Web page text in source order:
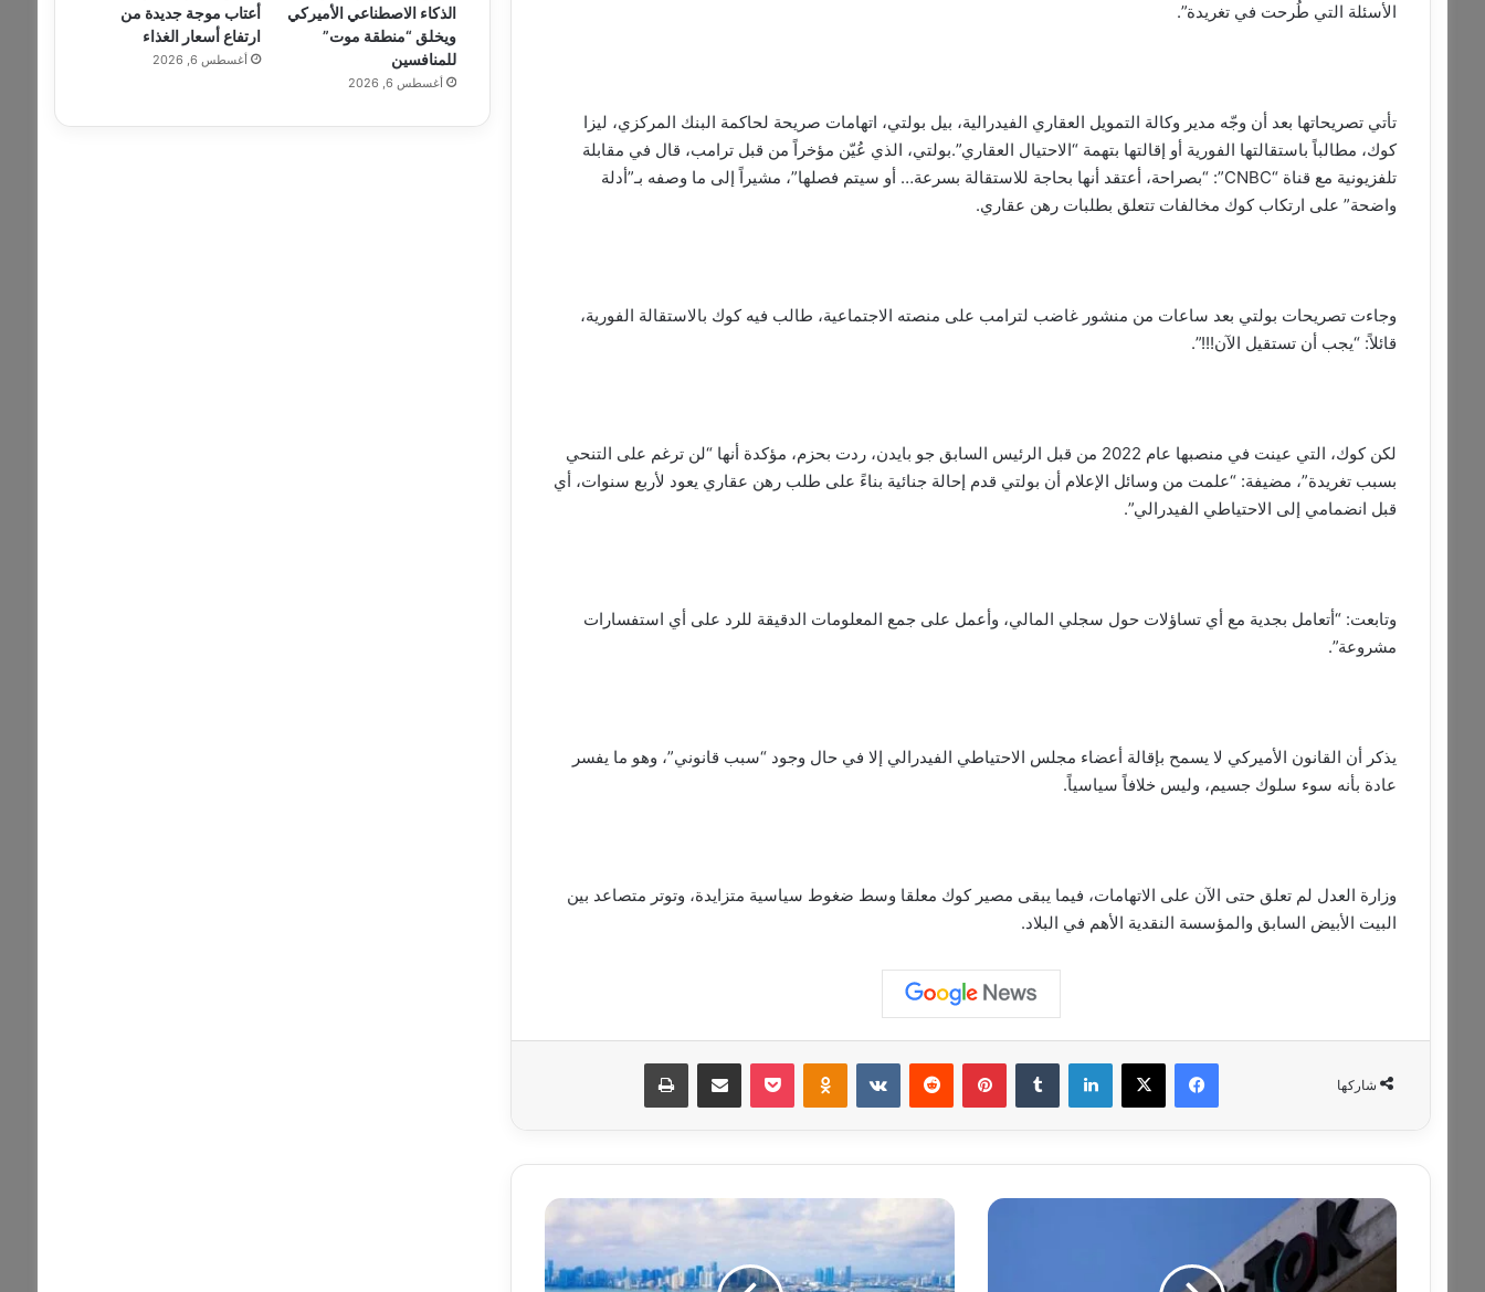
الأسئلة التي طُرحت في تغريدة”.
تأتي تصريحاتها بعد أن وجّه مدير وكالة التمويل العقاري الفيدرالية، بيل بولتي، اتهامات صريحة لحاكمة البنك المركزي، ليزا
كوك، مطالباً باستقالتها الفورية أو إقالتها بتهمة “الاحتيال العقاري”.بولتي، الذي عُيّن مؤخراً من قبل ترامب، قال في مقابلة
تلفزيونية مع قناة “CNBC”: “بصراحة، أعتقد أنها بحاجة للاستقالة بسرعة… أو سيتم فصلها”، مشيراً إلى ما وصفه بـ”أدلة
واضحة” على ارتكاب كوك مخالفات تتعلق بطلبات رهن عقاري.
وجاءت تصريحات بولتي بعد ساعات من منشور غاضب لترامب على منصته الاجتماعية، طالب فيه كوك بالاستقالة الفورية،
قائلاً: “يجب أن تستقيل الآن!!!”.
لكن كوك، التي عينت في منصبها عام 2022 من قبل الرئيس السابق جو بايدن، ردت بحزم، مؤكدة أنها “لن ترغم على التنحي
بسبب تغريدة”، مضيفة: “علمت من وسائل الإعلام أن بولتي قدم إحالة جنائية بناءً على طلب رهن عقاري يعود لأربع سنوات، أي
قبل انضمامي إلى الاحتياطي الفيدرالي”.
وتابعت: “أتعامل بجدية مع أي تساؤلات حول سجلي المالي، وأعمل على جمع المعلومات الدقيقة للرد على أي استفسارات
مشروعة”.
يذكر أن القانون الأميركي لا يسمح بإقالة أعضاء مجلس الاحتياطي الفيدرالي إلا في حال وجود “سبب قانوني”، وهو ما يفسر
عادة بأنه سوء سلوك جسيم، وليس خلافاً سياسياً.
وزارة العدل لم تعلق حتى الآن على الاتهامات، فيما يبقى مصير كوك معلقا وسط ضغوط سياسية متزايدة، وتوتر متصاعد بين
البيت الأبيض السابق والمؤسسة النقدية الأهم في البلاد.
شاركها
فيسبوك ‫X لينكدإن ‏Tumblr بينتيريست ‏Reddit
‏VKontakte
Odnoklassniki
‫Pocket مشاركة عبر البريد طباعة
ت
ر
ز
ي
د
الذكاء الاصطناعي الأميركي
ويخلق “منطقة موت”
للمنافسين
أغسطس 6, 2026
أعتاب موجة جديدة من
ارتفاع أسعار الغذاء
أغسطس 6, 2026